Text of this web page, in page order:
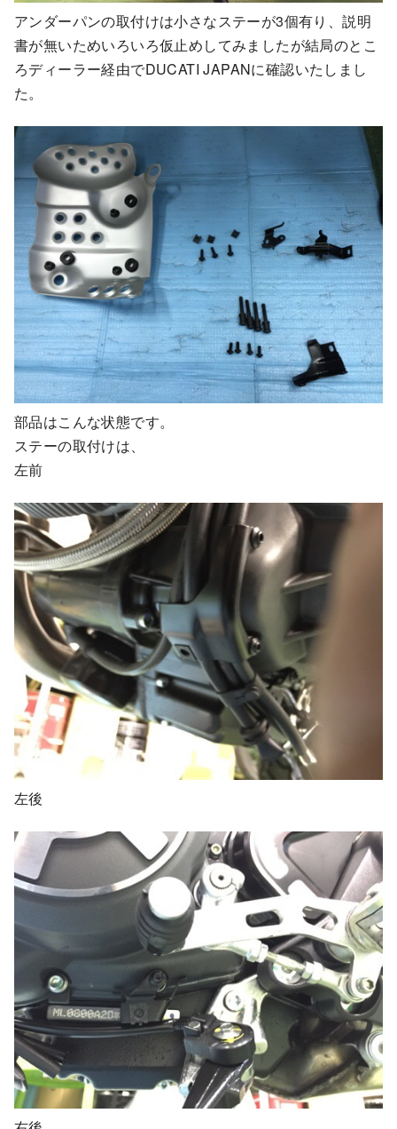
アンダーパンの取付けは小さなステーが3個有り、説明
書が無いためいろいろ仮止めしてみましたが結局のとこ
ろディーラー経由でDUCATI JAPANに確認いたしまし
た。
部品はこんな状態です。
ステーの取付けは、
左前
左後